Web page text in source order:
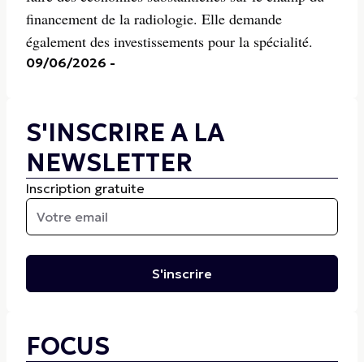
financement de la radiologie. Elle demande
également des investissements pour la spécialité.
09/06/2026 -
S'INSCRIRE A LA
NEWSLETTER
Inscription gratuite
S'inscrire
FOCUS